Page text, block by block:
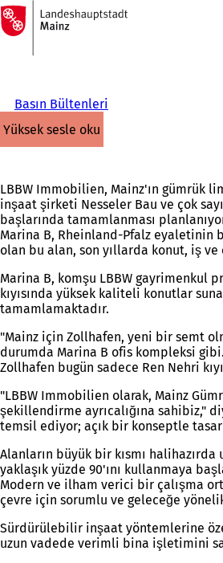
İçeriğe atla
Ana
sayfaya
Basın Bültenleri
yüksek sesle oku
LBBW Immobilien, Mainz'ın gümrük
inşaat şirketi Nesseler Bau ve çok
başlarında tamamlanması
Marina B, Rheinland-Pfalz eyaletinin
olan bu alan, son yıllarda konut, iş
Marina B, komşu LBBW
kıyısında yüksek kaliteli konutlar
tamamlamaktadır.
"Mainz için Zollhafen, yeni bir semt
durumda Marina B ofis kompleksi
Zollhafen bugün sadece Ren Nehri
"LBBW Immobilien olarak, Mainz
şekillendirme ayrıcalığına sahibiz,"
temsil ediyor; açık bir konseptle
Alanların büyük bir kısmı
yaklaşık yüzde 90'ını kullanmaya
Modern ve ilham verici bir çalışma
çevre için sorumlu ve geleceğe
Sürdürülebilir inşaat yöntemlerine
uzun vadede verimli bina işletimini